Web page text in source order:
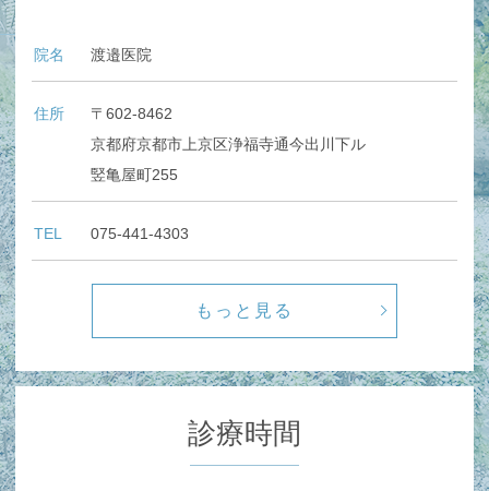
院名 渡邉医院
住所
〒602-8462
京都府京都市上京区浄福寺通今出川下ル
竪亀屋町255
TEL 075-441-4303
もっと見る
診療時間